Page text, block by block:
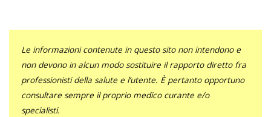
Le informazioni contenute in questo sito non intendono e
non devono in alcun modo sostituire il rapporto diretto fra
professionisti della salute e l’utente. È pertanto opportuno
consultare sempre il proprio medico curante e/o
specialisti.